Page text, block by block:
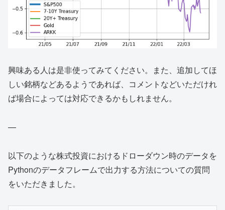
興味ある人は是非使ってみてください。また、追加してほ
しい銘柄などあるようであれば、コメントなどいただけれ
ば場合によっては対応できるかもしれません。
—
以下のような株式投資におけるドローダウン時のデータを
Pythonのデータフレームで出力する方法についての質問
をいただきました。